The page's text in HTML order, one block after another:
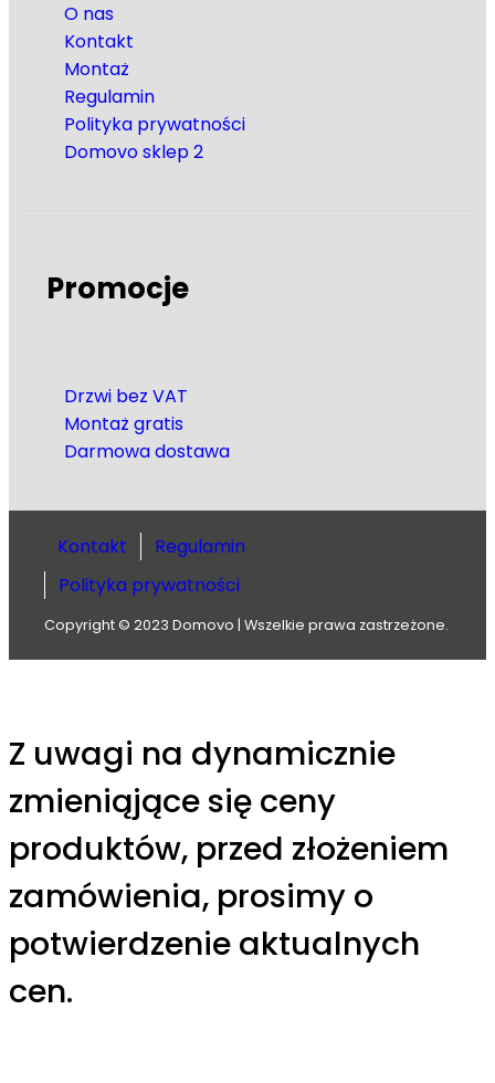
O nas
Kontakt
Montaż
Regulamin
Polityka prywatności
Domovo sklep 2
Promocje
Drzwi bez VAT
Montaż gratis
Darmowa dostawa
Kontakt
Regulamin
Polityka prywatności
Copyright © 2023 Domovo | Wszelkie prawa zastrzeżone.
Z uwagi na dynamicznie
zmieniąjące się ceny
produktów, przed złożeniem
zamówienia, prosimy o
potwierdzenie aktualnych
cen.